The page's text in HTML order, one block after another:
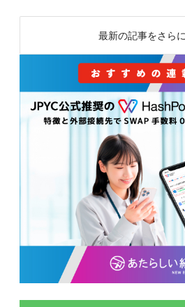
最新の記事をさら